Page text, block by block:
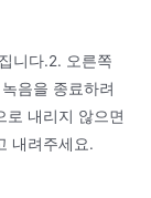
니다.2. 오른쪽
음을 종료하려
로 내리지 않으면
내려주세요.